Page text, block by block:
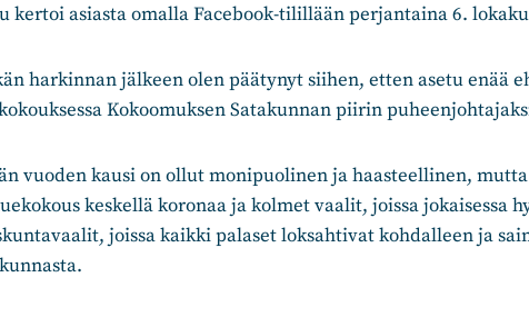
kertoi asiasta omalla Facebook-tilillään perjantaina 6.
harkinnan jälkeen olen päätynyt siihen, etten asetu enää
Kokoomuksen Satakunnan piirin
vuoden kausi on ollut monipuolinen ja haasteellinen,
keskellä koronaa ja kolmet vaalit, joissa jokaisessa
joissa kaikki palaset loksahtivat kohdalleen ja